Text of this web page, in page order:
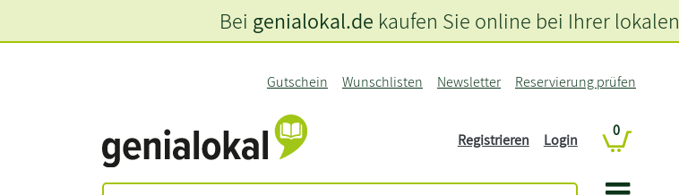
Gutschein Wunschlisten Newsletter Reservierung prüfen
Registrieren Login
0
Bei genialokal.de kaufen Sie online bei Ihrer lokalen